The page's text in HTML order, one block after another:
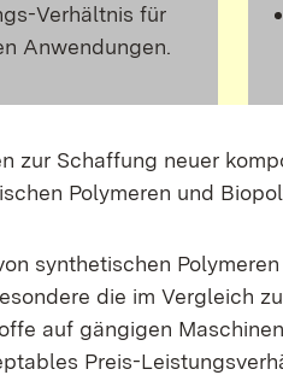
Verhältnis für
Anwendungen.
zur Schaffung neuer
Polymeren und
synthetischen
die im Vergleich
auf gängigen
Preis-